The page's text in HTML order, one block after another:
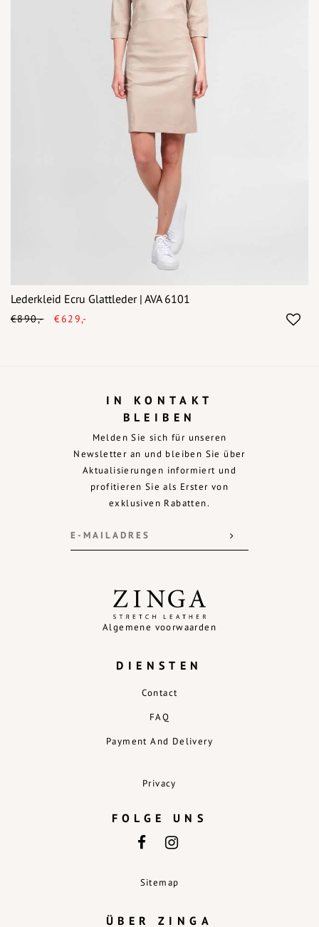
Lederkleid Ecru Glattleder | AVA 6101
€890,- €629,-
Algemene voorwaarden
DIENSTEN
Contact
FAQ
Payment And Delivery
Privacy
ÜBER ZINGA
FOLGE UNS
Sitemap
IN KONTAKT
BLEIBEN
Melden Sie sich für unseren
Newsletter an und bleiben Sie über
Aktualisierungen informiert und
profitieren Sie als Erster von
exklusiven Rabatten.